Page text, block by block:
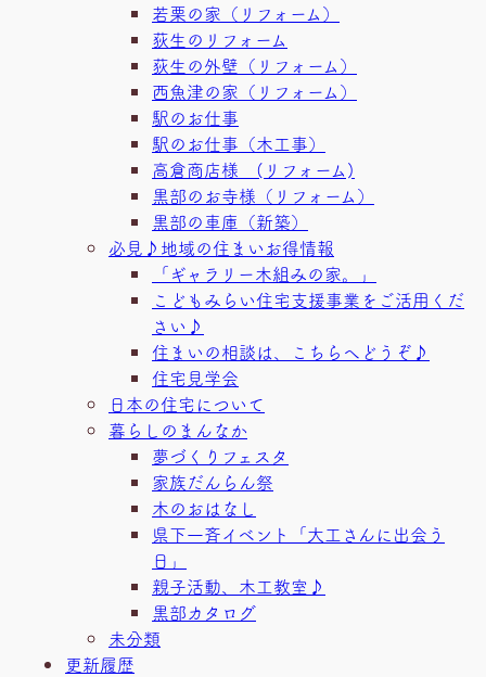
若栗の家（リフォーム）
荻生のリフォーム
荻生の外壁（リフォーム）
西魚津の家（リフォーム）
駅のお仕事
駅のお仕事（木工事）
高倉商店様 (リフォーム)
黒部のお寺様（リフォーム）
黒部の車庫（新築）
必見♪地域の住まいお得情報
「ギャラリー木組みの家。」
こどもみらい住宅支援事業をご活用くだ
さい♪
住まいの相談は、こちらへどうぞ♪
住宅見学会
日本の住宅について
暮らしのまんなか
夢づくりフェスタ
家族だんらん祭
木のおはなし
県下一斉イベント「大工さんに出会う
日」
親子活動、木工教室♪
黒部カタログ
未分類
更新履歴